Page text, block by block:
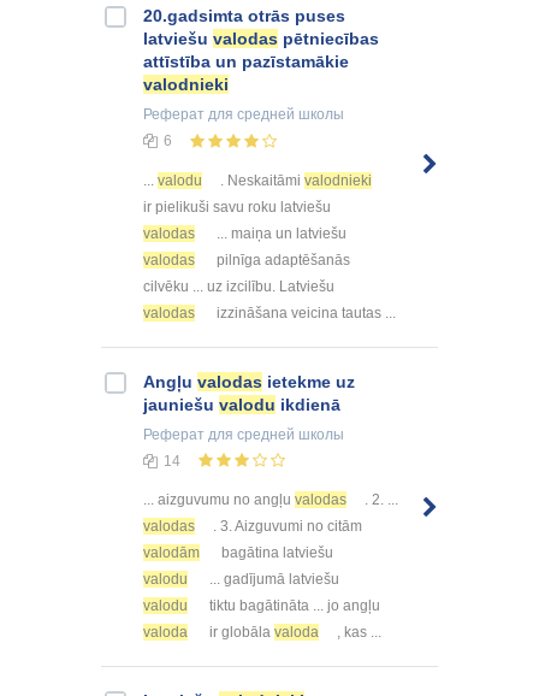
20.gadsimta otrās puses
latviešu valodas pētniecības
attīstība un pazīstamākie
valodnieki
Реферат для средней школы
6
valodu . Neskaitāmi valodnieki
ir pielikuši savu roku latviešu
valodas
... maiņa un latviešu
valodas
pilnīga adaptēšanās
cilvēku ... uz izcilību. Latviešu
valodas
izzināšana veicina tautas ...
Angļu valodas ietekme uz
jauniešu valodu ikdienā
Реферат для средней школы
14
... aizguvumu no angļu valodas
. 2. ...
valodas
. 3. Aizguvumi no citām
valodām
bagātina latviešu
valodu
... gadījumā latviešu
valodu
tiktu bagātināta ... jo angļu
valoda
ir globāla valoda , kas ...